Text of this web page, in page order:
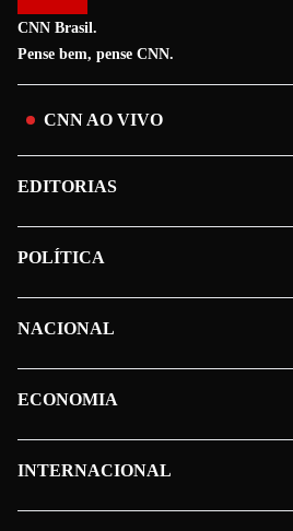
CNN Brasil.
Pense bem, pense CNN.
CNN AO VIVO
EDITORIAS
POLÍTICA
NACIONAL
ECONOMIA
INTERNACIONAL